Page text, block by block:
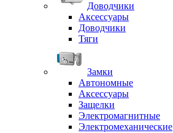
Доводчики
Аксессуары
Доводчики
Тяги
Замки
Автономные
Аксессуары
Защелки
Электромагнитные
Электромеханические